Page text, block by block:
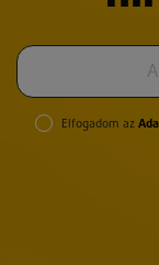
Elfogadom az